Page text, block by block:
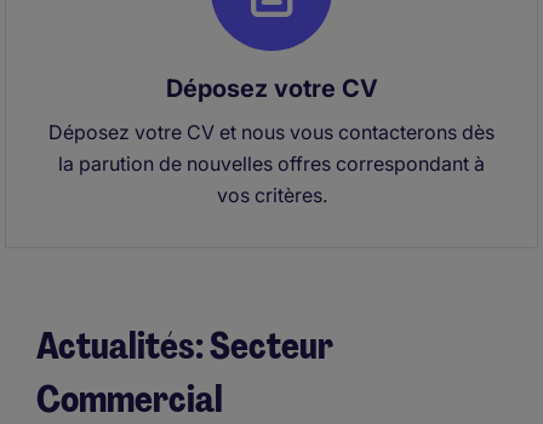
Déposez votre CV
Déposez votre CV et nous vous contacterons dès
la parution de nouvelles offres correspondant à
vos critères.
Actualités: Secteur
Commercial